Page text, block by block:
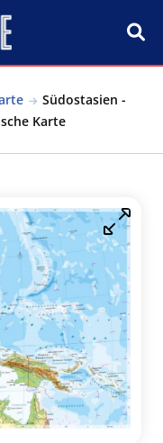
Südostasien -
Karte